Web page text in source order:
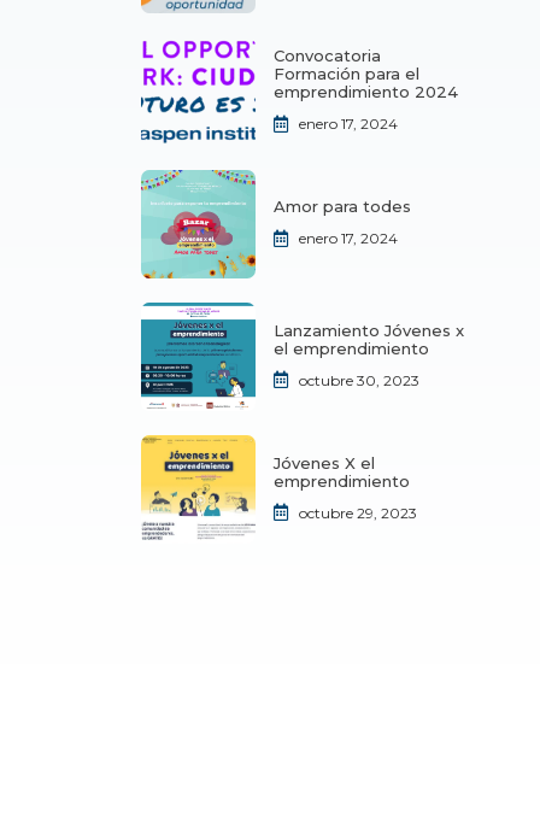
Convocatoria
Formación para el
emprendimiento 2024
enero 17, 2024
Amor para todes
enero 17, 2024
Lanzamiento Jóvenes x
el emprendimiento
octubre 30, 2023
Jóvenes X el
emprendimiento
octubre 29, 2023